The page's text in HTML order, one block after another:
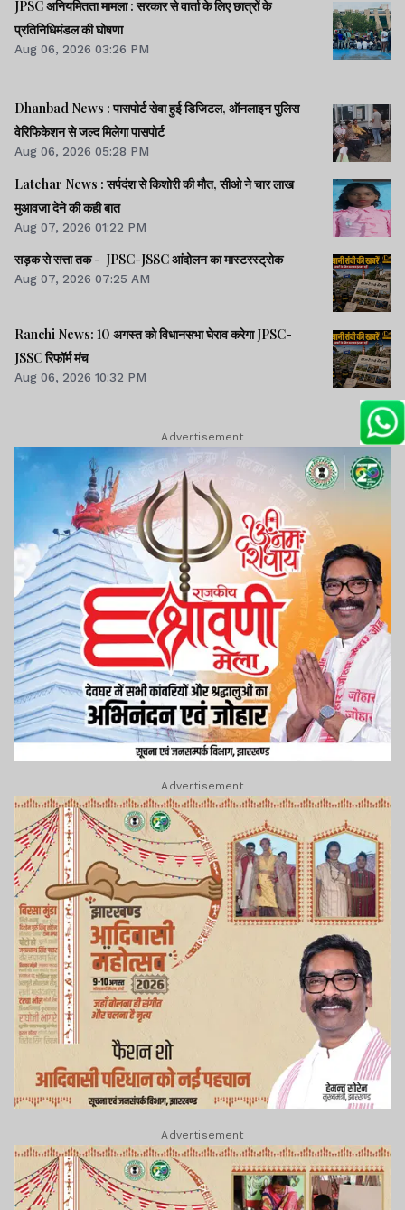
JPSC अनियमितता मामला : सरकार से वार्ता के लिए छात्रों के
प्रतिनिधिमंडल की घोषणा
Aug 06, 2026 03:26 PM
Dhanbad News : पासपोर्ट सेवा हुई डिजिटल, ऑनलाइन पुलिस
वेरिफिकेशन से जल्द मिलेगा पासपोर्ट
Aug 06, 2026 05:28 PM
Latehar News : सर्पदंश से किशोरी की मौत, सीओ ने चार लाख
मुआवजा देने की कही बात
Aug 07, 2026 01:22 PM
सड़क से सत्ता तक - JPSC-JSSC आंदोलन का मास्टरस्ट्रोक
Aug 07, 2026 07:25 AM
Ranchi News: 10 अगस्त को विधानसभा घेराव करेगा JPSC-
JSSC रिफॉर्म मंच
Aug 06, 2026 10:32 PM
Advertisement
Advertisement
Advertisement